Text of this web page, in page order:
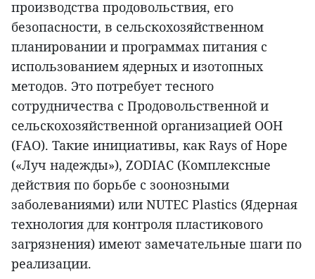
производства продовольствия, его
безопасности, в сельскохозяйственном
планировании и программах питания с
использованием ядерных и изотопных
методов. Это потребует тесного
сотрудничества с Продовольственной и
сельскохозяйственной организацией ООН
(FAO). Такие инициативы, как Rays of Hope
(«Луч надежды»), ZODIAC (Комплексные
действия по борьбе с зоонозными
заболеваниями) или NUTEC Plastics (Ядерная
технология для контроля пластикового
загрязнения) имеют замечательные шаги по
реализации.